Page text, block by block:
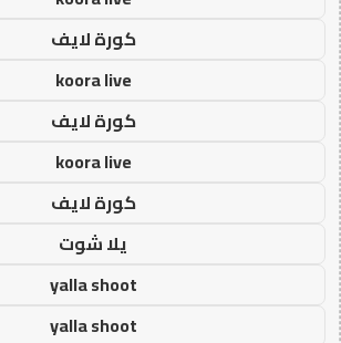
كورة لايف
koora live
كورة لايف
koora live
كورة لايف
يلا شوت
yalla shoot
yalla shoot